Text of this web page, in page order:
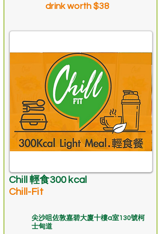
drink worth $38
Chill 輕食300 kcal
Chill-Fit
尖沙咀佐敦嘉碧大廈十樓a室130號柯
士甸道